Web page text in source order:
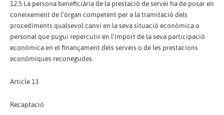
12.5 La persona beneficiària de la prestació de servei ha de posar en
coneixement de l’òrgan competent per a la tramitació dels
procediments qualsevol canvi en la seva situació econòmica o
personal que pugui repercutir en l’import de la seva participació
econòmica en el finançament dels serveis o de les prestacions
econòmiques reconegudes.
Article 13
Recaptació